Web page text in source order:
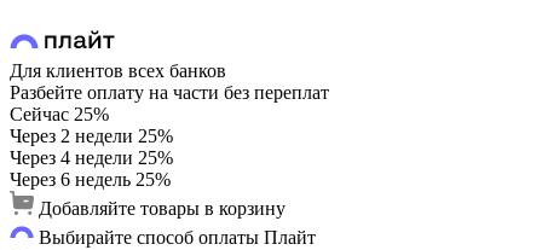
Для клиентов всех банков
Разбейте оплату на части без переплат
Сейчас 25%
Через 2 недели 25%
Через 4 недели 25%
Через 6 недель 25%
Добавляйте товары в корзину
Выбирайте способ оплаты Плайт